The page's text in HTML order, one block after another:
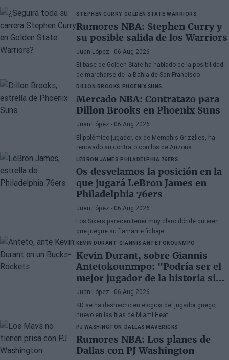
STEPHEN CURRY GOLDEN STATE WARRIORS
Rumores NBA: Stephen Curry y
su posible salida de los Warriors
Juan López - 06 Aug 2026
El base de Golden State ha hablado de la posibilidad
de marcharse de la Bahía de San Francisco
DILLON BROOKS PHOENIX SUNS
Mercado NBA: Contratazo para
Dillon Brooks en Phoenix Suns
Juan López - 06 Aug 2026
El polémico jugador, ex de Memphis Grizzlies, ha
renovado su contrato con los de Arizona
LEBRON JAMES PHILADELPHIA 76ERS
Os desvelamos la posición en la
que jugará LeBron James en
Philadelphia 76ers
Juan López - 06 Aug 2026
Los Sixers parecen tener muy claro dónde quieren
que juegue su flamante fichaje
KEVIN DURANT GIANNIS ANTETOKOUNMPO
Kevin Durant, sobre Giannis
Antetokounmpo: "Podría ser el
mejor jugador de la historia si
quisiera"
Juan López - 06 Aug 2026
KD se ha deshecho en elogios del jugador griego,
nuevo en las filas de Miami Heat
PJ WASHINGTON DALLAS MAVERICKS
Rumores NBA: Los planes de
Dallas con PJ Washington